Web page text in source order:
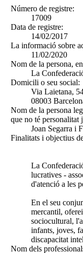
Número de registre:
17009
Data de registre:
14/02/2017
La informació sobre
11/02/2020
Nom de la persona,
La
Domicili o seu social:
Via Laietana,
08003
Nom de la persona
que no té personalitat
Joan Segarra i
Finalitats i objectius
La
lucratives -
d'atenció a les
En el seu
mercantil,
sociocultural,
infants, joves,
discapacitat
Nom dels